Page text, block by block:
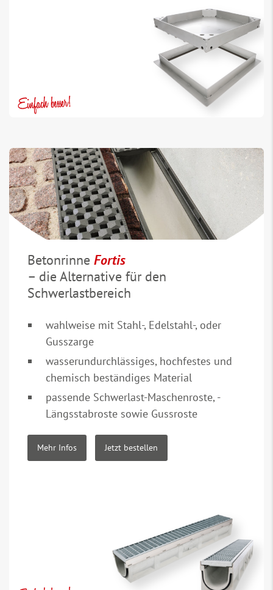
Betonrinne Fortis
– die Alternative für den
Schwerlastbereich
wahlweise mit Stahl-, Edelstahl-, oder
Gusszarge
wasserundurchlässiges, hochfestes und
chemisch beständiges Material
passende Schwerlast-Maschenroste, -
Längsstabroste sowie Gussroste
Mehr Infos Jetzt bestellen